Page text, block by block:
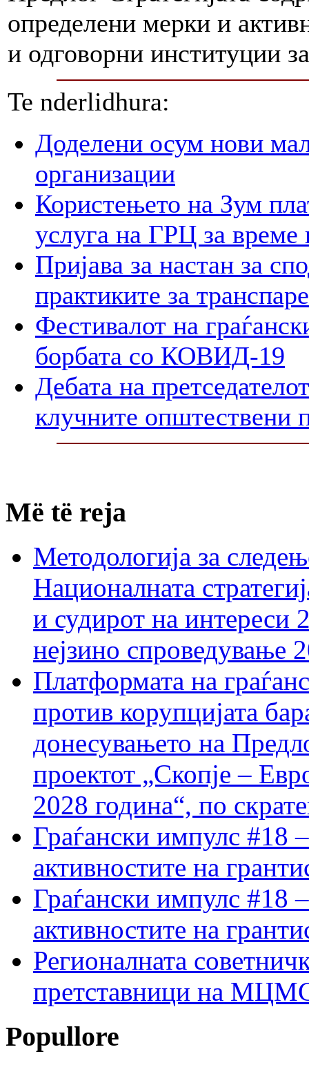
определени мерки и
и одговорни институции
Te nderlidhura:
Доделени осум нови
организации
Користењето на Зум
услуга на ГРЦ за време
Пријава за настан за
практиките за
Фестивалот на
борбата со КОВИД-19
Дебата на
клучните општествени
Më të reja
Методологија за
Националната
и судирот на интереси
нејзино спроведување
Платформата на
против корупцијата
донесувањето на
проектот „Скопје –
2028 година“, по
Граѓански импулс #18
активностите на
Граѓански импулс #18
активностите на
Регионалната
претставници на МЦМС
Popullore